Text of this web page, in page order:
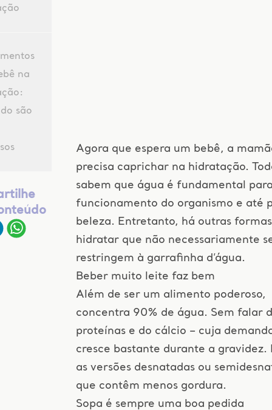
na
são
Agora que espera um bebê, a
precisa caprichar na hidratação.
sabem que água é fundamental
funcionamento do organismo e até
beleza. Entretanto, há outras
hidratar que não necessariamente
restringem à garrafinha d’água.
Beber muito leite faz bem
Além de ser um alimento poderoso,
concentra 90% de água. Sem falar
proteínas e do cálcio – cuja
cresce bastante durante a gravidez.
as versões desnatadas ou
que contêm menos gordura.
Sopa é sempre uma boa pedida